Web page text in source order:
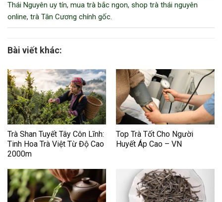
Thái Nguyên uy tín, mua trà bắc ngon, shop trà thái nguyên
online, trà Tân Cương chính gốc.
Bài viết khác:
Trà Shan Tuyết Tây Côn Lĩnh:
Tinh Hoa Trà Việt Từ Độ Cao
2000m
Top Trà Tốt Cho Người
Huyết Áp Cao – VN